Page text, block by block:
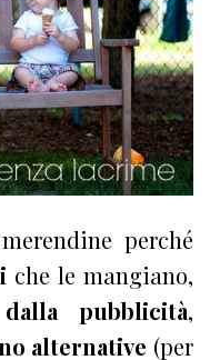
perché
che le mangiano,
pubblicità,
alternative (per